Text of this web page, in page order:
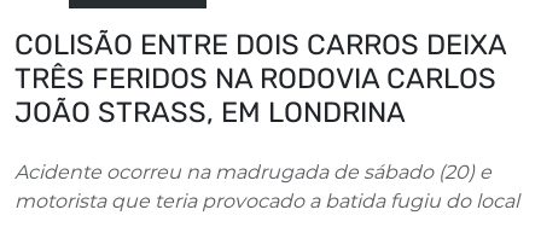
COLISÃO ENTRE DOIS CARROS DEIXA
TRÊS FERIDOS NA RODOVIA CARLOS
JOÃO STRASS, EM LONDRINA
Acidente ocorreu na madrugada de sábado (20) e
motorista que teria provocado a batida fugiu do local